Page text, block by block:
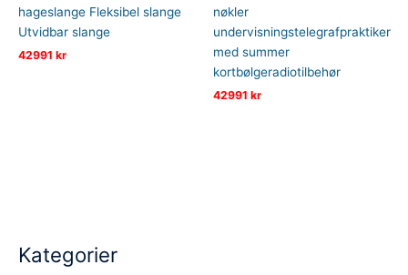
hageslange Fleksibel slange
Utvidbar slange
42991 kr
nøkler
undervisningstelegrafpraktiker
med summer
kortbølgeradiotilbehør
42991 kr
Kategorier